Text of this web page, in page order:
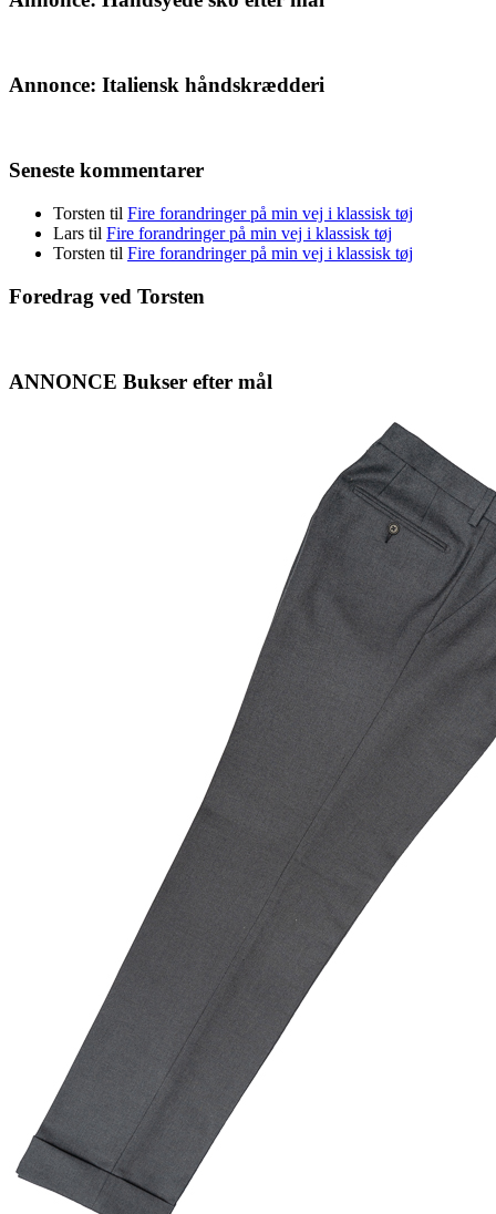
Annonce: Italiensk håndskrædderi
Seneste kommentarer
Torsten til Fire forandringer på min vej i klassisk tøj
Lars til Fire forandringer på min vej i klassisk tøj
Torsten til Fire forandringer på min vej i klassisk tøj
Foredrag ved Torsten
ANNONCE Bukser efter mål